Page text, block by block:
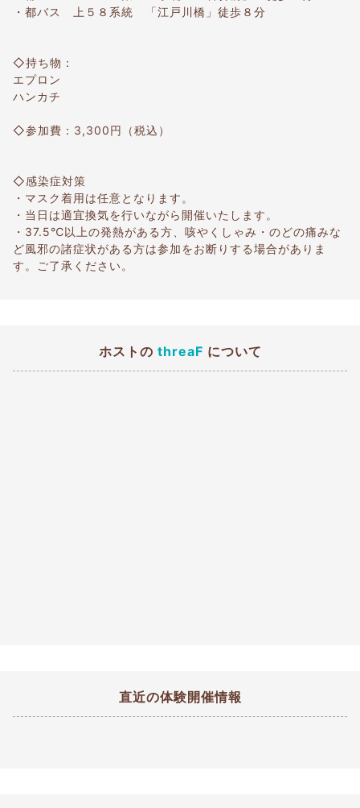
・都バス 上５８系統 「江戸川橋」徒歩８分
◇持ち物：
エプロン
ハンカチ
◇参加費：3,300円（税込）
◇感染症対策
・マスク着用は任意となります。
・当日は適宜換気を行いながら開催いたします。
・37.5℃以上の発熱がある方、咳やくしゃみ・のどの痛みな
ど風邪の諸症状がある方は参加をお断りする場合がありま
す。ご了承ください。
ホストの threaF について
直近の体験開催情報